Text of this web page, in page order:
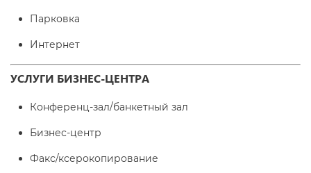
Парковка
Интернет
УСЛУГИ БИЗНЕС-ЦЕНТРА
Конференц-зал/банкетный зал
Бизнес-центр
Факс/ксерокопирование